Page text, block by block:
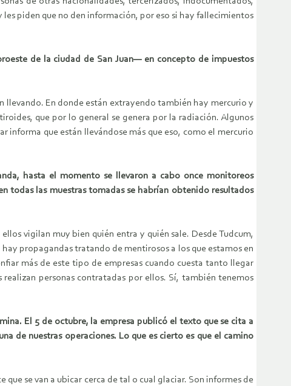
piden que no den información, por eso si hay fallecimientos
de la ciudad de San Juan— en concepto de impuestos
llevando. En donde están extrayendo también hay mercurio y
que por lo general se genera por la radiación. Algunos
informa que están llevándose más que eso, como el mercurio
hasta el momento se llevaron a cabo once monitoreos
todas las muestras tomadas se habrían obtenido resultados
vigilan muy bien quién entra y quién sale. Desde Tudcum,
propagandas tratando de mentirosos a los que estamos en
más de este tipo de empresas cuando cuesta tanto llegar
personas contratadas por ellos. Sí, también tenemos
El 5 de octubre, la empresa publicó el texto que se cita a
de nuestras operaciones. Lo que es cierto es que el camino
se van a ubicar cerca de tal o cual glaciar. Son informes de